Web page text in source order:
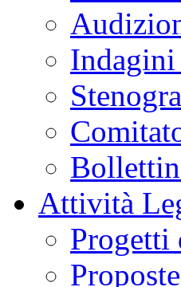
Attività
Progetti